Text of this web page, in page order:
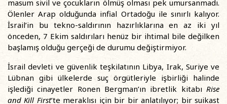
masum sivil ve çocukların ölmüş olması pek umursanmadı.
Ölenler Arap olduğunda infial Ortadoğu ile sınırlı kalıyor.
İsrail’in bu tekno-saldırının hazırlıklarına en az iki yıl
önceden, 7 Ekim saldırıları henüz bir ihtimal bile değilken
başlamış olduğu gerçeği de durumu değiştirmiyor.
İsrail devleti ve güvenlik teşkilatının Libya, Irak, Suriye ve
Lübnan gibi ülkelerde suç örgütleriyle işbirliği halinde
işlediği cinayetler Ronen Bergman’ın ibretlik kitabı Rise
and Kill First’te meraklısı için bir bir anlatılıyor; bir suikast